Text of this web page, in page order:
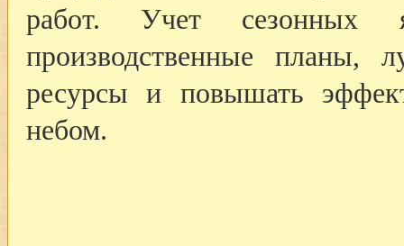
работ. Учет сезонных
производственные планы,
ресурсы и повышать
небом.